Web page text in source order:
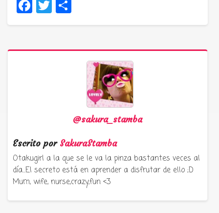
Facebook
Twitter
@sakura_stamba
Escrito por SakuraStamba
Otakugirl a la que se le va la pinza bastantes veces al
día...El secreto está en aprender a disfrutar de ello ;D
Mum, wife, nurse,crazy,fun <3